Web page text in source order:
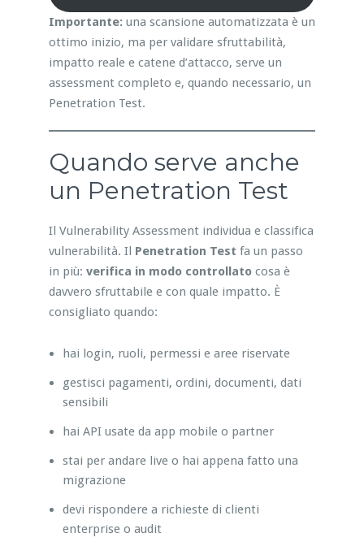
Importante: una scansione automatizzata è un
ottimo inizio, ma per validare sfruttabilità,
impatto reale e catene d’attacco, serve un
assessment completo e, quando necessario, un
Penetration Test.
Quando serve anche
un Penetration Test
Il Vulnerability Assessment individua e classifica
vulnerabilità. Il Penetration Test fa un passo
in più: verifica in modo controllatocosa è
davvero sfruttabile e con quale impatto. È
consigliato quando:
hai login, ruoli, permessi e aree riservate
gestisci pagamenti, ordini, documenti, dati
sensibili
hai API usate da app mobile o partner
stai per andare live o hai appena fatto una
migrazione
devi rispondere a richieste di clienti
enterprise o audit